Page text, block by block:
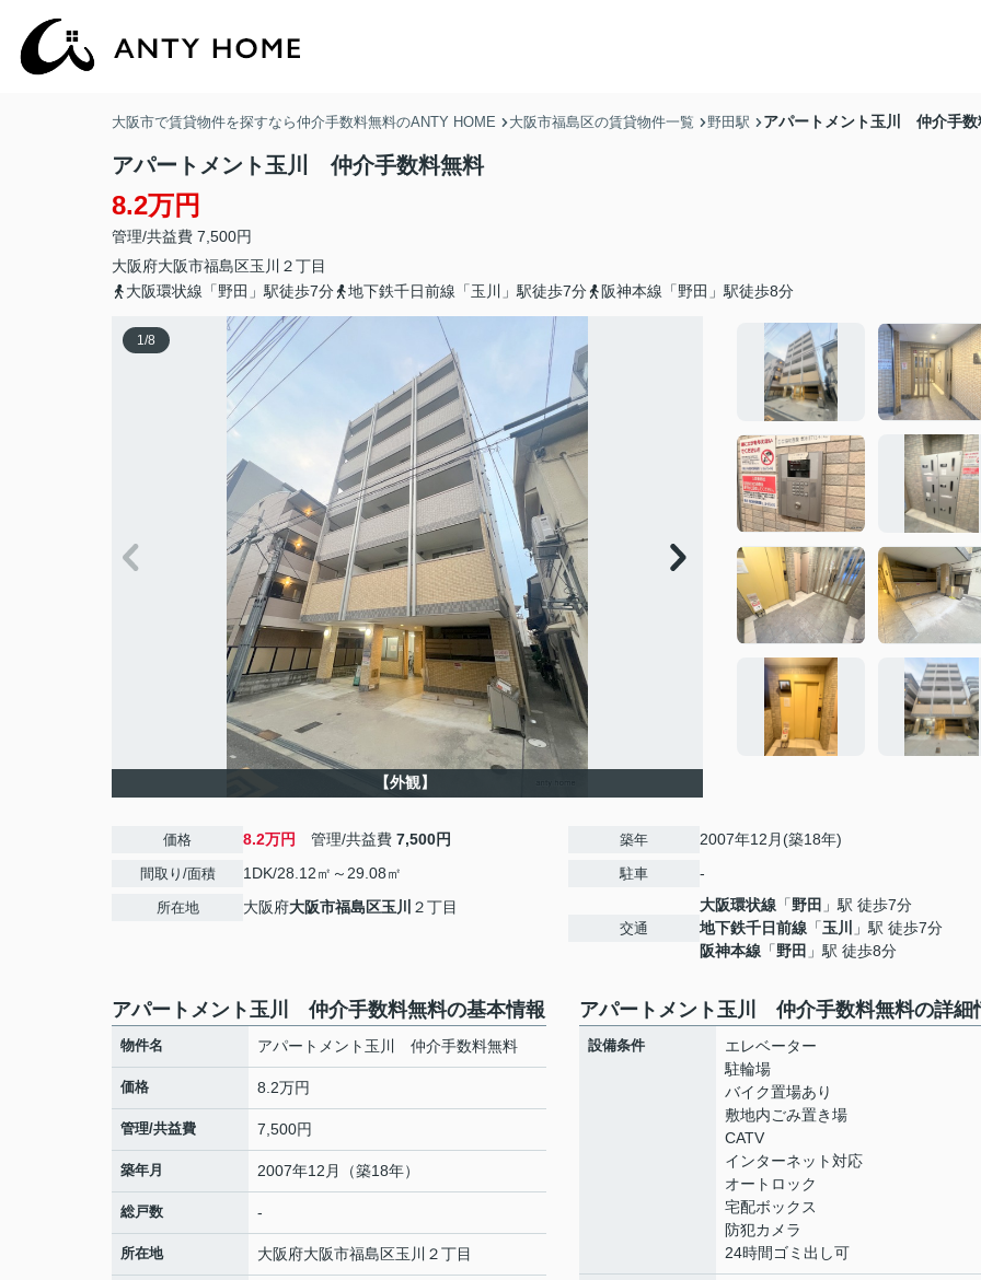
大阪市で賃貸物件を探すなら仲介手数料無料のANTY HOME 大阪市福島区の賃貸物件一覧 野田駅 アパートメント玉川 仲介手数
アパートメント玉川 仲介手数料無料
8.2万円
管理/共益費 7,500円
大阪府大阪市福島区玉川 ２丁目
大阪環状線「野田」駅徒歩7分
地下鉄千日前線「玉川」駅徒歩7分 阪神本線「野田」駅徒歩8分
1/8
【外観】
価格 8.2万円 管理/共益費 7,500円
間取り/面積 1DK/28.12㎡～29.08㎡
所在地 大阪府大阪市福島区玉川 ２丁目
築年 2007年12月(築18年)
駐車 -
交通
大阪環状線 「野田 」駅 徒歩7分
地下鉄千日前線 「玉川
」駅 徒歩7分
阪神本線 「野田 」駅 徒歩8分
アパートメント玉川 仲介手数料無料の基本情報
物件名 アパートメント玉川 仲介手数料無料
価格 8.2万円
管理/共益費 7,500円
築年月 2007年12月（築18年）
総戸数 -
所在地 大阪府大阪市福島区玉川 ２丁目
アパートメント玉川 仲介手数料無料の詳細
設備条件
エレベーター
駐輪場
バイク置場あり
敷地内ごみ置き場
CATV
インターネット対応
オートロック
宅配ボックス
防犯カメラ
24時間ゴミ出し可